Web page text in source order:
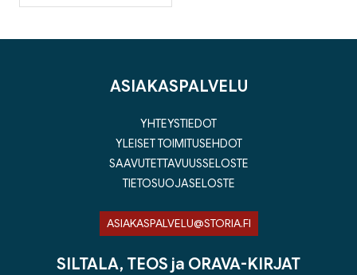
ASIAKASPALVELU
YHTEYSTIEDOT
YLEISET TOIMITUSEHDOT
SAAVUTETTAVUUSSELOSTE
TIETOSUOJASELOSTE
ASIAKASPALVELU@STORIA.FI
SILTALA, TEOS ja ORAVA-KIRJAT